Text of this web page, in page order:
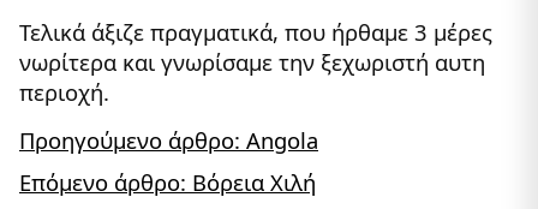
Τελικά άξιζε πραγματικά, που ήρθαμε 3 μέρες
νωρίτερα και γνωρίσαμε την ξεχωριστή αυτη
περιοχή.
Προηγούμενο άρθρο: Angola
Επόμενο άρθρο: Βόρεια Χιλή